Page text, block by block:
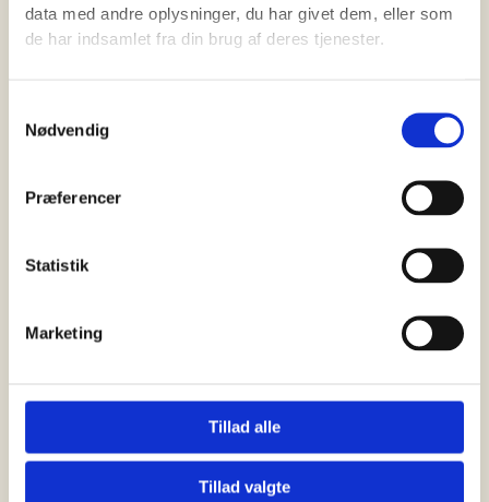
data med andre oplysninger, du har givet dem, eller som
de har indsamlet fra din brug af deres tjenester.
Nødvendig
Præferencer
Statistik
Marketing
Tillad alle
Tillad valgte
elementor
arkitektpe
jse.dk
Benyttes i
sammenhæng
Perma
nent
rc::a
virkelig person
robot - Dette
muliggør
Perma